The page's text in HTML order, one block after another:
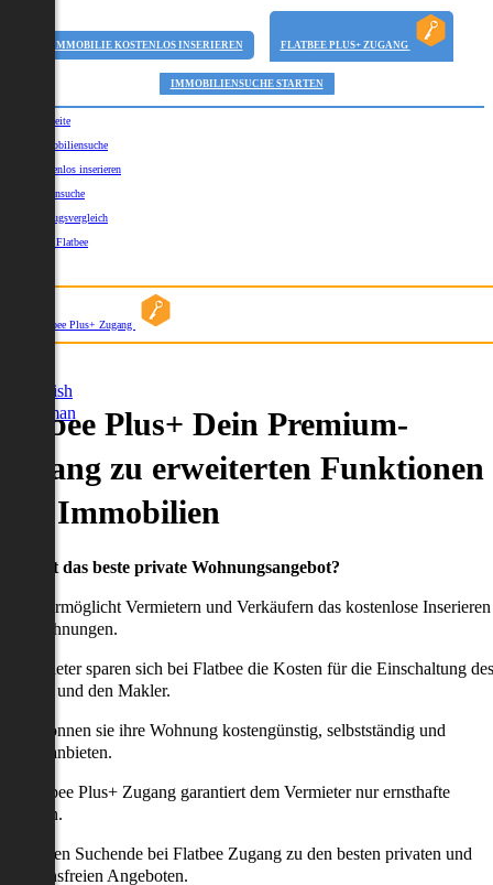
IMMOBILIE KOSTENLOS INSERIEREN FLATBEE PLUS+ ZUGANG
IMMOBILIENSUCHE STARTEN
Startseite
Immobiliensuche
Kostenlos inserieren
Kartensuche
Umzugsvergleich
Über Flatbee
Flatbee Plus+ Zugang
English
German
Plus+ Dein Premium-
zu erweiterten Funktionen
Immobilien
willst das beste private Wohnungsangebot?
ermöglicht Vermietern und Verkäufern das kostenlose Inserieren
Wohnungen.
Anbieter sparen sich bei Flatbee die Kosten für die Einschaltung des
und den Makler.
können sie ihre Wohnung kostengünstig, selbstständig und
anbieten.
Flatbee Plus+ Zugang garantiert dem Vermieter nur ernsthafte
erhalten Suchende bei Flatbee Zugang zu den besten privaten und
Angeboten.